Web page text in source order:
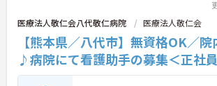
医療法人敬仁会八代敬仁病院 医療法人敬仁会
【熊本県／八代市】無資格OK／
♪病院にて看護助手の募集＜正社